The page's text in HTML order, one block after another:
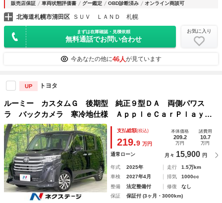
販売店保証 車両状態評価書 グー鑑定 OBD診断済み オンライン商談可
北海道札幌市清田区 ＳＵＶ ＬＡＮＤ 札幌
まずは在庫確認・見積依頼
無料通話でお問い合わせ
お気に入り
今あなたの他に46人が見ています
UP トヨタ
ルーミー カスタムＧ 後期型 純正９型ＤＡ 両側パワス
ラ バックカメラ 寒冷地仕様 ＡｐｐｌｅＣａｒＰｌａｙ
スマートアシスト レーダークルーズ 禁煙車 コーナーセン
サー スマートキー ＬＥＤヘッド ＥＴＣ
支払総額(税込)
219.9 万円
本体価格
209.2
万円
諸費用
10.7
万円
通常ローン 月々 15,900 円
年式 2025年 走行
1.5万km
車検
2027年4月 排気
1000cc
整備
法定整備付 修復
なし
保証
保証付 (3ヶ月・3000km)